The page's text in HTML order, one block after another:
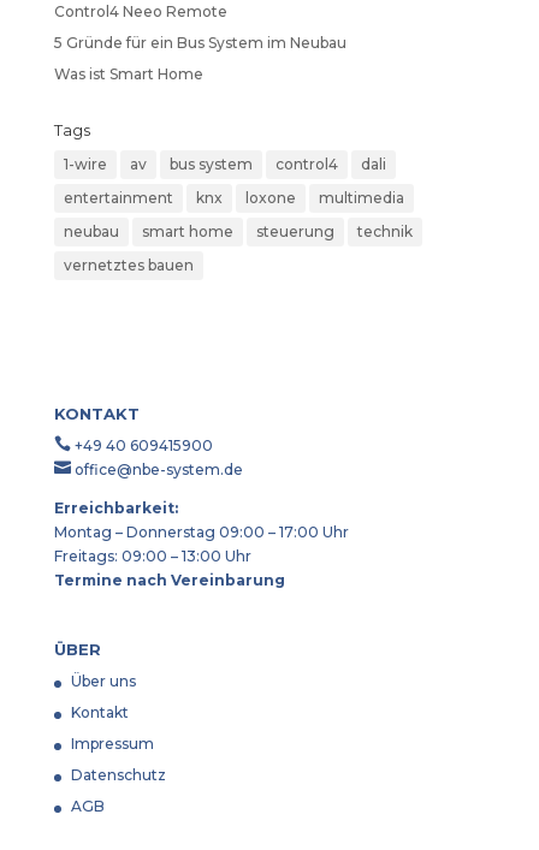
Control4 Neeo Remote
5 Gründe für ein Bus System im Neubau
Was ist Smart Home
Tags
1-wire av bus system control4
dali
entertainment
knx loxone
multimedia
neubau
smart home steuerung
technik
vernetztes bauen
KONTAKT
 +49 40 609415900
 office@nbe-system.de
Erreichbarkeit:
Montag – Donnerstag 09:00 – 17:00 Uhr
Freitags: 09:00 – 13:00 Uhr
Termine nach Vereinbarung
ÜBER
Über uns
Kontakt
Impressum
Datenschutz
AGB